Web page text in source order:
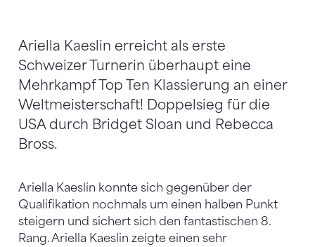
Ariella Kaeslin erreicht als erste
Schweizer Turnerin überhaupt eine
Mehrkampf Top Ten Klassierung an einer
Weltmeisterschaft! Doppelsieg für die
USA durch Bridget Sloan und Rebecca
Bross.
Ariella Kaeslin konnte sich gegenüber der
Qualifikation nochmals um einen halben Punkt
steigern und sichert sich den fantastischen 8.
Rang. Ariella Kaeslin zeigte einen sehr